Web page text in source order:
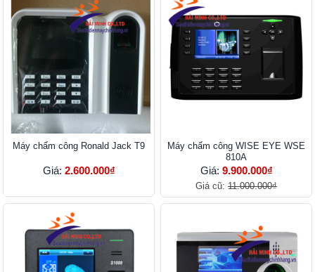
Máy chấm công Ronald Jack T9
Giá: 2.600.000₫
Máy chấm công WISE EYE WSE
810A
Giá: 9.900.000₫
Giá cũ: 11.000.000₫